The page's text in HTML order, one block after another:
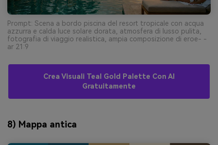
Prompt: Scena a bordo piscina del resort tropicale con acqua
azzurra e calda luce solare dorata, atmosfera di lusso pulita,
fotografia di viaggio realistica, ampia composizione di eroe- -
ar 21:9
Crea Visuali Teal Gold Palette Con AI
Gratuitamente
8) Mappa antica